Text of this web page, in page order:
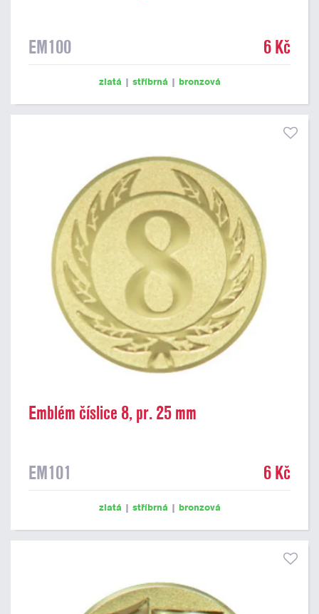
EM100 6 Kč
zlatá | stříbrná | bronzová
Emblém číslice 8, pr. 25 mm
EM101 6 Kč
zlatá | stříbrná | bronzová